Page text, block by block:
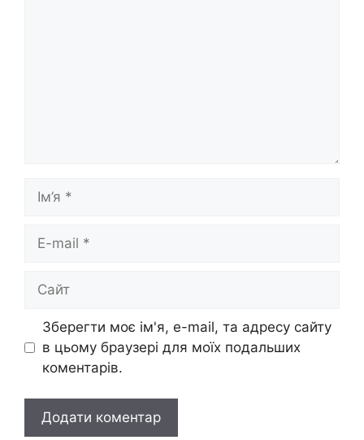
mail
Зберегти моє ім'я, e-mail, та адресу сайту
в цьому браузері для моїх подальших
коментарів.